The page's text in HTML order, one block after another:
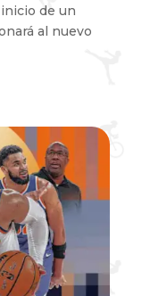
de un
al nuevo